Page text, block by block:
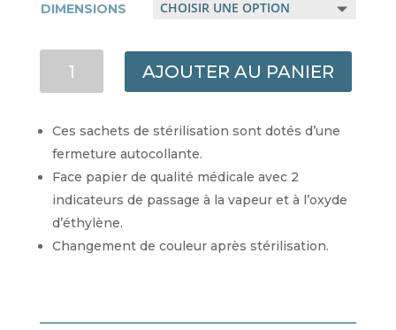
DIMENSIONS
STÉRILISATION
FERMETURE
AUTOCOLLANTE
AJOUTER AU PANIER
Ces sachets de stérilisation sont dotés d’une
fermeture autocollante.
Face papier de qualité médicale avec 2
indicateurs de passage à la vapeur et à l’oxyde
d’éthylène.
Changement de couleur après stérilisation.